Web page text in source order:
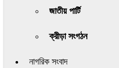
জাতীয় পার্টি
ক্রীড়া সংগঠন
নাগরিক সংবাদ